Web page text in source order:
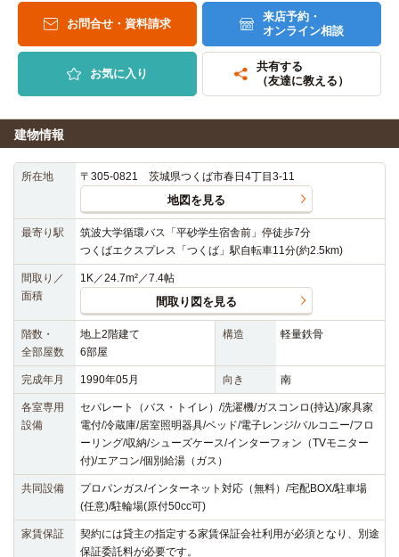
お問合せ・資料請求
来店予約・
オンライン相談
お気に入り
共有する
（友達に教える）
建物情報
所在地 〒305-0821 茨城県つくば市春日4丁目3-11
地図を見る
最寄り駅
筑波大学循環バス「平砂学生宿舎前」停徒歩7分
つくばエクスプレス「つくば」駅自転車11分(約2.5km)
間取り／
面積
1K／24.7m²／7.4帖
間取り図を見る
階数・
全部屋数
地上2階建て
6部屋
構造 軽量鉄骨
完成年月 1990年05月 向き 南
各室専用
設備
セパレート（バス・トイレ）/洗濯機/ガスコンロ(持込)/家具家
電付/冷蔵庫/居室照明器具/ベッド/電子レンジ/バルコニー/フロ
ーリング/収納/シューズケース/インターフォン（TVモニター
付)/エアコン/個別給湯（ガス）
共同設備
プロパンガス/インターネット対応（無料）/宅配BOX/駐車場
(任意)/駐輪場(原付50cc可)
家賃保証
契約には貸主の指定する家賃保証会社利用が必須となり、別途
保証委託料が必要です。